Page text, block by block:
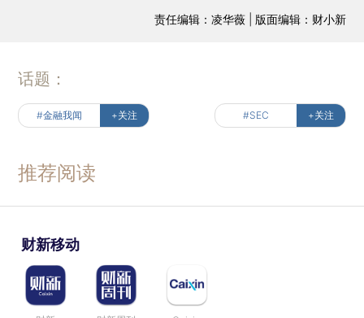
责任编辑：凌华薇 | 版面编辑：财小新
话题：
#金融我闻 +关注 #SEC +关注
推荐阅读
财新移动